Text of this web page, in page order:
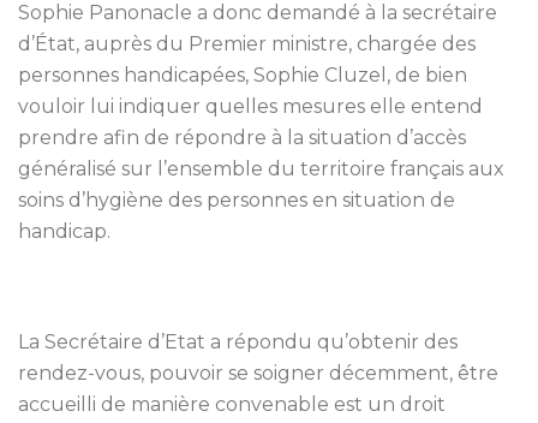
Sophie Panonacle a donc demandé à la secrétaire
d’État, auprès du Premier ministre, chargée des
personnes handicapées, Sophie Cluzel, de bien
vouloir lui indiquer quelles mesures elle entend
prendre afin de répondre à la situation d’accès
généralisé sur l’ensemble du territoire français aux
soins d’hygiène des personnes en situation de
handicap.
La Secrétaire d’Etat a répondu qu’obtenir des
rendez-vous, pouvoir se soigner décemment, être
accueilli de manière convenable est un droit